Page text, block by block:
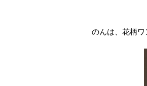
のんは、花柄ワ